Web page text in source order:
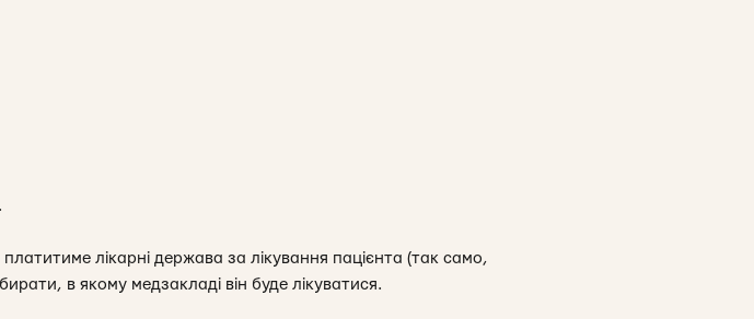
лікарні держава за лікування пацієнта (так само,
в якому медзакладі він буде лікуватися.